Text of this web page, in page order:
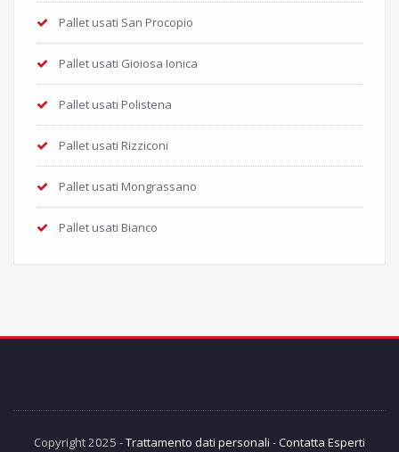
Pallet usati San Procopio
Pallet usati Gioiosa Ionica
Pallet usati Polistena
Pallet usati Rizziconi
Pallet usati Mongrassano
Pallet usati Bianco
Copyright 2025 -Trattamento dati personali -Contatta Esperti